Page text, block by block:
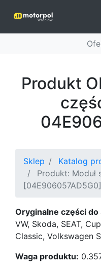
Produkt
Sklep
Katalog
Produkt: Moduł
[04E906057AD5G0]
Oryginalne części
VW, Skoda, SEAT,
Classic, Volkswagen
Waga produktu: